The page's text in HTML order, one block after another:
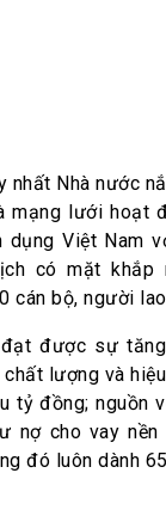
nhất Nhà nước
mạng lưới hoạt
Việt Nam
có mặt khắp
cán bộ, người
được sự
lượng và
tỷ đồng; nguồn
nợ cho vay
đó luôn dành